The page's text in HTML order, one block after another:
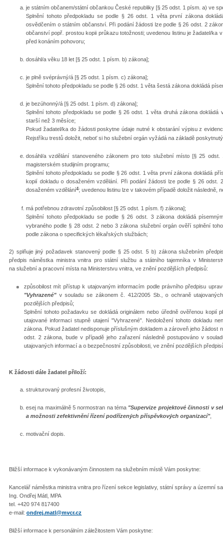
je státním občanem/státní občankou České republiky [§ 25 odst. 1 písm. a) ve
Splnění tohoto předpokladu se podle § 26 odst. 1 věta první zákona
osvědčením o státním občanství. Při podání žádosti lze podle § 26 odst. 2
občanství popř. prostou kopii průkazu totožnosti; uvedenou listinu je žadatel/ka
před konáním pohovoru;
dosáhl/a věku 18 let [§ 25 odst. 1 písm. b) zákona];
je plně svéprávný/á [§ 25 odst. 1 písm. c) zákona];
Splnění tohoto předpokladu se podle § 26 odst. 1 věta šestá zákona dokládá
je bezúhonný/á [§ 25 odst. 1 písm. d) zákona];
Splnění tohoto předpokladu se podle § 26 odst. 1 věta druhá zákona
starší než 3 měsíce;
Pokud žadatel/ka do žádosti poskytne údaje nutné k obstarání výpisu z
Rejstříku trestů doložit, neboť si ho služební orgán vyžádá na základě
dosáhl/a vzdělání stanoveného zákonem pro toto služební místo [§ 25
magisterském studijním programu;
Splnění tohoto předpokladu se podle § 26 odst. 1 věta první zákona dokládá
kopií dokladu o dosaženém vzdělání. Při podání žádosti lze podle § 26 odst.
dosaženém vzdělání4; uvedenou listinu lze v takovém případě doložit následně,
má potřebnou zdravotní způsobilost [§ 25 odst. 1 písm. f) zákona];
Splnění tohoto předpokladu se podle § 26 odst. 3 zákona dokládá
vybraného podle § 28 odst. 2 nebo 3 zákona služební orgán ověří splnění
podle zákona o specifických lékařských službách;
2) splňuje jiný požadavek stanovený podle § 25 odst. 5 b) zákona služebním
předpis náměstka ministra vnitra pro státní službu a státního tajemníka v
na služební a pracovní místa na Ministerstvu vnitra, ve znění pozdějších předpisů:
způsobilost mít přístup k utajovaným informacím podle právního předpisu
"Vyhrazené"v souladu se zákonem č. 412/2005 Sb., o ochraně
pozdějších předpisů;
Splnění tohoto požadavku se dokládá originálem nebo úředně ověřenou kopií
utajované informaci stupně utajení "Vyhrazené". Nedoložení tohoto dokladu
zákona. Pokud žadatel nedisponuje příslušným dokladem a zároveň jeho žádost
odst. 2 zákona, bude v případě jeho zařazení následně postupováno v
utajovaných informací a o bezpečnostní způsobilosti, ve znění pozdějších
K žádosti dále žadatel přiloží:
strukturovaný profesní životopis,
esej na maximálně 5 normostran na téma "Supervize projektové činnosti v
a možnosti zefektivnění řízení podřízených příspěvkových organizací",
motivační dopis.
Bližší informace k vykonávaným činnostem na služebním místě Vám poskytne:
Kancelář náměstka ministra vnitra pro řízení sekce legislativy, státní správy a územní
Ing. Ondřej Mátl, MPA
tel. +420 974 817400
e-mail: ondrej.matl@mvcr.cz
Bližší informace k personálním záležitostem Vám poskytne: